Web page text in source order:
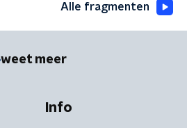
Alle fragmenten
weet meer
Info